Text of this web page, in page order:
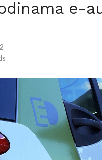
e-